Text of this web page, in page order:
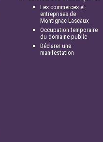
Les commerces et
entreprises de
Montignac-Lascaux
Occupation temporaire
du domaine public
Déclarer une
manifestation